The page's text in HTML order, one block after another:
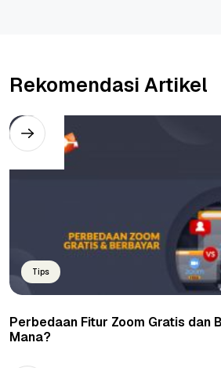
Rekomendasi Artikel
Tips
Perbedaan Fitur Zoom Gratis dan
Mana?